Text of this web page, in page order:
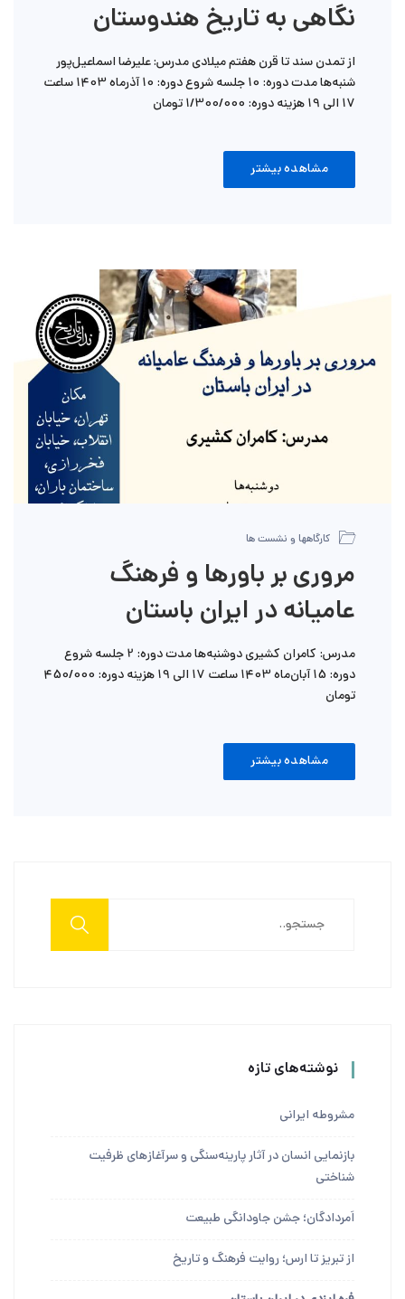
نگاهی به تاریخ هندوستان
از تمدن سند تا قرن هفتم میلادی مدرس: علیرضا اسماعیل‌پور
شنبه‌ها مدت دوره: 10 جلسه شروع دوره: 10 آذر‌ماه 1403 ساعت
17 الی 19 هزینه دوره: 1/300/000 تومان
مشاهده بیشتر
کارگاهها و نشست ها
مروری بر باورها و فرهنگ
عامیانه در ایران باستان
مدرس: کامران کشیری دوشنبه‌ها مدت دوره: 2 جلسه شروع
دوره: 15 آبان‌ماه 1403 ساعت 17 الی 19 هزینه دوره: 450/000
تومان
مشاهده بیشتر
نوشته‌های تازه
مشروطه ایرانی
بازنمایی انسان در آثار پارینه‌سنگی و سرآغازهای ظرفیت
شناختی
اَمردادگان؛ جشن جاودانگی طبیعت
از تبریز تا ارس؛ روایت فرهنگ و تاریخ